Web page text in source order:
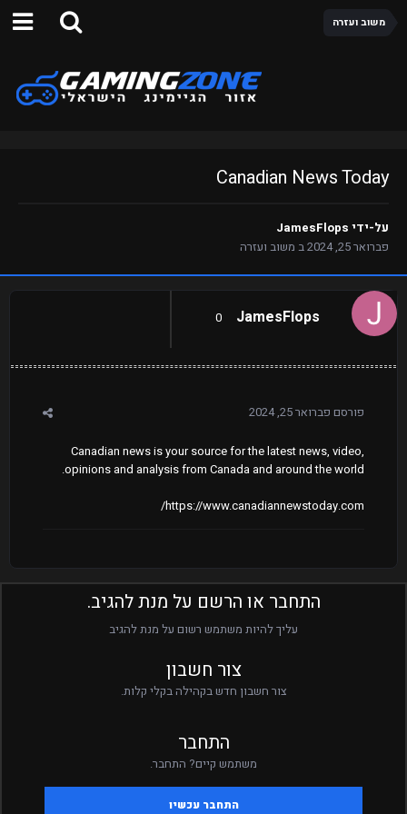
משוב ועזרה
Canadian News Today
על-ידי JamesFlops
פברואר 25, 2024
ב משוב ועזרה
JamesFlops
0
פורסם פברואר 25, 2024
Canadian news is your source for the latest news, video,
opinions and analysis from Canada and around the world.
https://www.canadiannewstoday.com/
התחבר או הרשם על מנת להגיב.
עליך להיות משתמש רשום על מנת להגיב
צור חשבון
צור חשבון חדש בקהילה בקלי קלות.
התחבר
משתמש קיים? התחבר.
התחבר עכשיו